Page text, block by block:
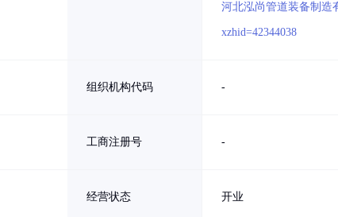
河北泓尚管道装备制造
xzhid=42344038
组织机构代码 -
工商注册号 -
经营状态 开业